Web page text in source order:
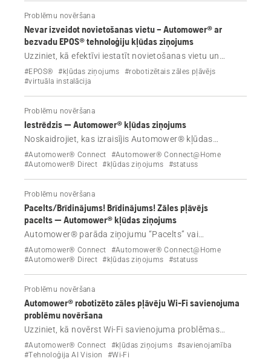
Problēmu novēršana
Nevar izveidot novietošanas vietu – Automower® ar
bezvadu EPOS® tehnoloģiju kļūdas ziņojums
Uzziniet, kā efektīvi iestatīt novietošanas vietu un
novērst Automower® ar EPOS® bezvadu tehnoloģiju
kļūmes.
#EPOS® #kļūdas ziņojums
#robotizētais zāles pļāvējs
#virtuāla instalācija
Problēmu novēršana
Iestrēdzis — Automower® kļūdas ziņojums
Noskaidrojiet, kas izraisījis Automower® kļūdas
ziņojumu “Iestrēdzis”, un apgūstiet efektīvus
risinājumus kļūdas novēršanai.
#Automower® Connect
#Automower® Connect@Home
#Automower® Direct #kļūdas ziņojums #statuss
Problēmu novēršana
Pacelts/Brīdinājums! Brīdinājums! Zāles pļāvējs
pacelts — Automower® kļūdas ziņojums
Automower® parāda ziņojumu “Pacelts” vai
“Brīdinājums! Vai zāles pļāvējs pacelts?” Uzziniet, kā
izslēgt brīdinājumu, pārstartēt robotizēto zāles pļāvēju
#Automower® Connect
#Automower® Connect@Home
#Automower® Direct #kļūdas ziņojums #statuss
Problēmu novēršana
Automower® robotizēto zāles pļāvēju Wi-Fi savienojuma
problēmu novēršana
Uzziniet, kā novērst Wi-Fi savienojuma problēmas
Automower® robotizētajā zāles pļāvējā. Vienkāršas
darbības, lai atjaunotu savienojamību un uzturētu zāles
#Automower® Connect #kļūdas ziņojums #savienojamība
#Tehnoloģija AI Vision
#Wi-Fi